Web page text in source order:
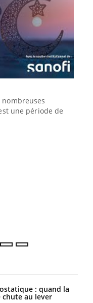
nombreuses
une période de
: quand la
au lever